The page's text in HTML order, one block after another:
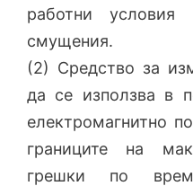
работни
смущения.
(2) Средство за
да се използва в
електромагнитно
границите на
грешки по